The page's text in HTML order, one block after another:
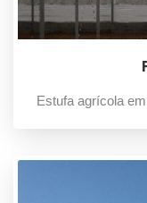
Estufa agrícola